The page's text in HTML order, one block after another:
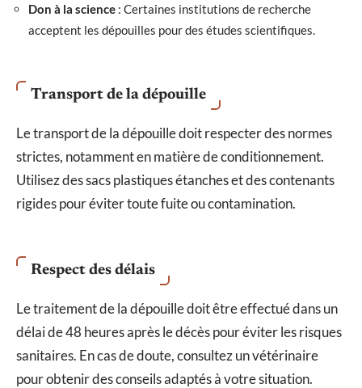
Don à la science : Certaines institutions de recherche
acceptent les dépouilles pour des études scientifiques.
Transport de la dépouille
Le transport de la dépouille doit respecter des normes
strictes, notamment en matière de conditionnement.
Utilisez des sacs plastiques étanches et des contenants
rigides pour éviter toute fuite ou contamination.
Respect des délais
Le traitement de la dépouille doit être effectué dans un
délai de 48 heures après le décès pour éviter les risques
sanitaires. En cas de doute, consultez un vétérinaire
pour obtenir des conseils adaptés à votre situation.